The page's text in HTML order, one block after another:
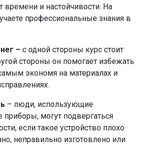
времени и настойчивости. На
профессиональные знания в
– с одной стороны курс стоит
стороны он помогает избежать
экономя на материалах и
– люди, использующие
приборы, могут подвергаться
если такое устройство плохо
неправильно изготовлено или